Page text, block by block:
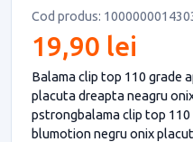
Cod produs:
19,90 lei
Balama clip top 110 grade
placuta dreapta neagru
pstrongbalama clip top
blumotion negru onix